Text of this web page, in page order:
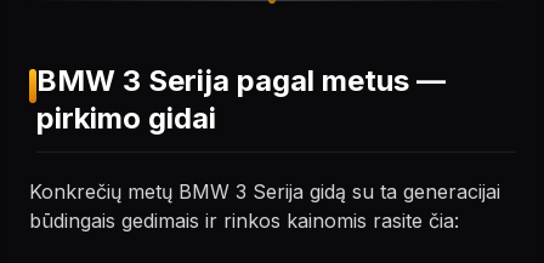
BMW 3 Serija pagal metus —
pirkimo gidai
Konkrečių metų BMW 3 Serija gidą su ta generacijai
būdingais gedimais ir rinkos kainomis rasite čia: